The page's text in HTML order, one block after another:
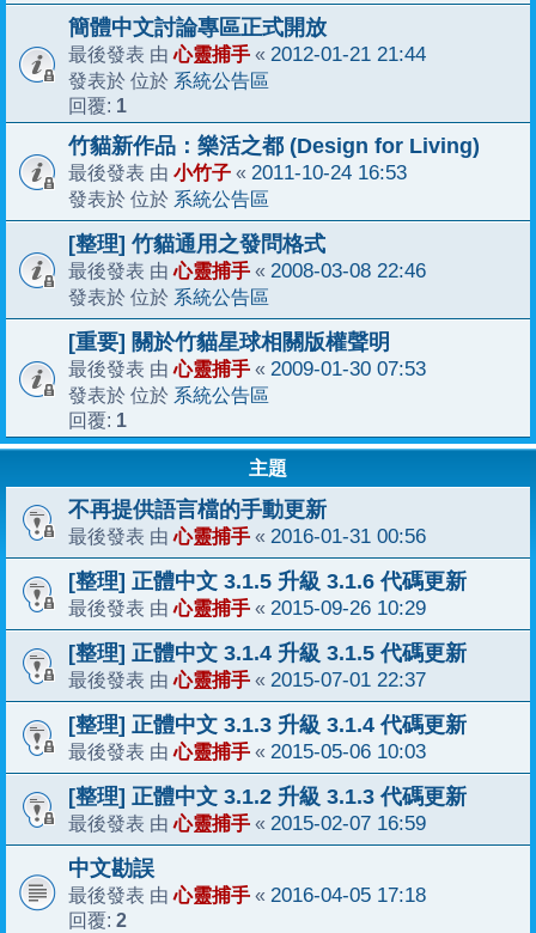
簡體中文討論專區正式開放
最後發表 由心靈捕手 « 2012-01-21 21:44
發表於 位於 系統公告區
回覆: 1
竹貓新作品：樂活之都 (Design for Living)
最後發表 由 小竹子 « 2011-10-24 16:53
發表於 位於 系統公告區
[整理] 竹貓通用之發問格式
最後發表 由心靈捕手 « 2008-03-08 22:46
發表於 位於 系統公告區
[重要] 關於竹貓星球相關版權聲明
最後發表 由心靈捕手 « 2009-01-30 07:53
發表於 位於 系統公告區
回覆: 1
主題
不再提供語言檔的手動更新
最後發表 由心靈捕手 « 2016-01-31 00:56
[整理] 正體中文 3.1.5 升級 3.1.6 代碼更新
最後發表 由心靈捕手 « 2015-09-26 10:29
[整理] 正體中文 3.1.4 升級 3.1.5 代碼更新
最後發表 由心靈捕手 « 2015-07-01 22:37
[整理] 正體中文 3.1.3 升級 3.1.4 代碼更新
最後發表 由心靈捕手 « 2015-05-06 10:03
[整理] 正體中文 3.1.2 升級 3.1.3 代碼更新
最後發表 由心靈捕手 « 2015-02-07 16:59
中文勘誤
最後發表 由心靈捕手 « 2016-04-05 17:18
回覆: 2